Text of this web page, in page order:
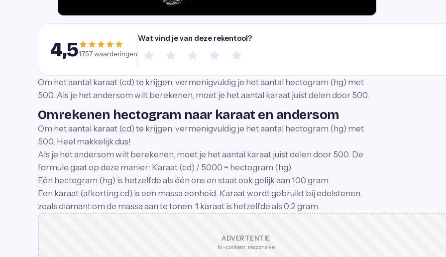
4,51.757waarderingen
Wat vind je van deze rekentool?
Om het aantal karaat (cd) te krijgen, vermenigvuldig je het aantal hectogram (hg) met
500. Als je het andersom wilt berekenen, moet je het aantal karaat juist delen door 500.
Omrekenen hectogram naar karaat en andersom
Om het aantal karaat (cd) te krijgen, vermenigvuldig je het aantal hectogram (hg) met
500. Heel makkelijk dus!
Als je het andersom wilt berekenen, moet je het aantal karaat juist delen door 500. De
formule gaat op deze manier: Karaat (cd) / 5000 = hectogram (hg).
Eén hectogram (hg) is hetzelfde als één ons en staat ook gelijk aan 100 gram.
Een karaat (afkorting cd) is een massa eenheid. Karaat wordt gebruikt bij edelstenen,
zoals diamant om de massa aan te tonen. 1 karaat is hetzelfde als 0,2 gram.
ADVERTENTIE
In-content · responsive